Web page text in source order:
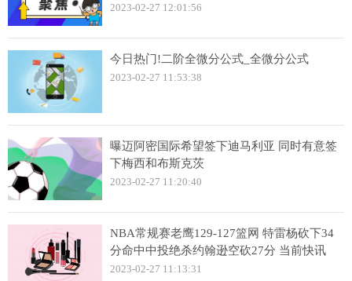
2023-02-27 12:01:56
今日热门!二阶全微分公式_全微分公式
2023-02-27 11:53:38
曝迈阿密国际希望签下迪马利亚 同时有意签
下梅西和布斯克茨
2023-02-27 11:20:40
NBA常规赛老鹰129-127篮网 特雷杨砍下34
分命中中投绝杀约翰逊空砍27分 当前快讯
2023-02-27 11:13:31